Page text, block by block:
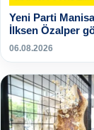
Yeni Parti
İlksen Özalper
06.08.2026